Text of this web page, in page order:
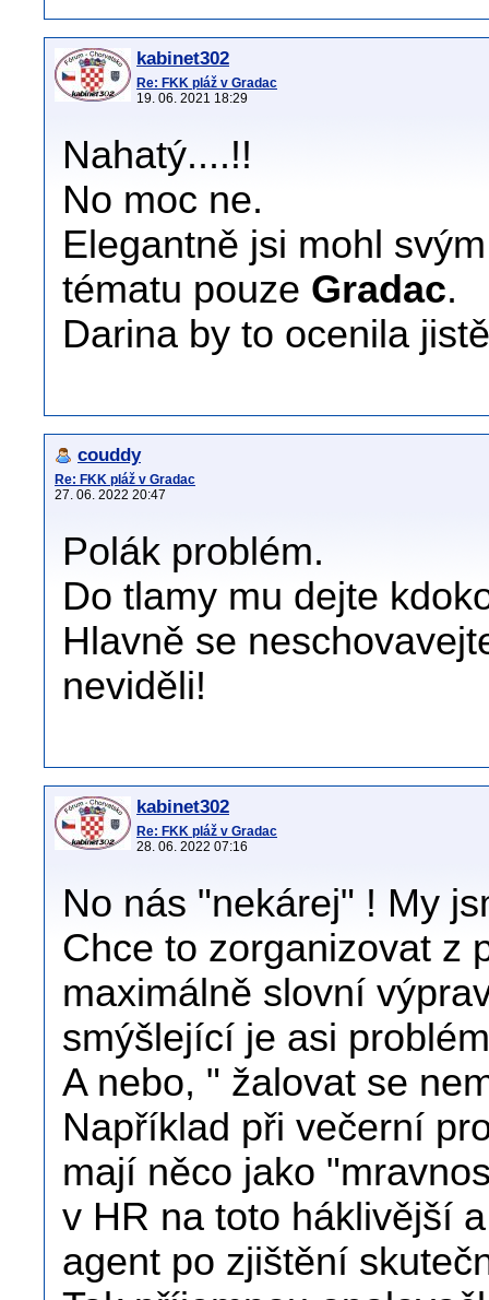
kabinet302
Re: FKK pláž v Gradac
19. 06. 2021 18:29
Nahatý....!!
No moc ne.
Elegantně jsi mohl
tématu pouze Gradac.
Darina by to ocenila
couddy
Re: FKK pláž v Gradac
27. 06. 2022 20:47
Polák problém.
Do tlamy mu dejte
Hlavně se
neviděli!
kabinet302
Re: FKK pláž v Gradac
28. 06. 2022 07:16
No nás "nekárej" ! My
Chce to zorganizovat z
maximálně slovní
smýšlející je asi
A nebo, " žalovat se
Například při večerní
mají něco jako
v HR na toto háklivější
agent po zjištění